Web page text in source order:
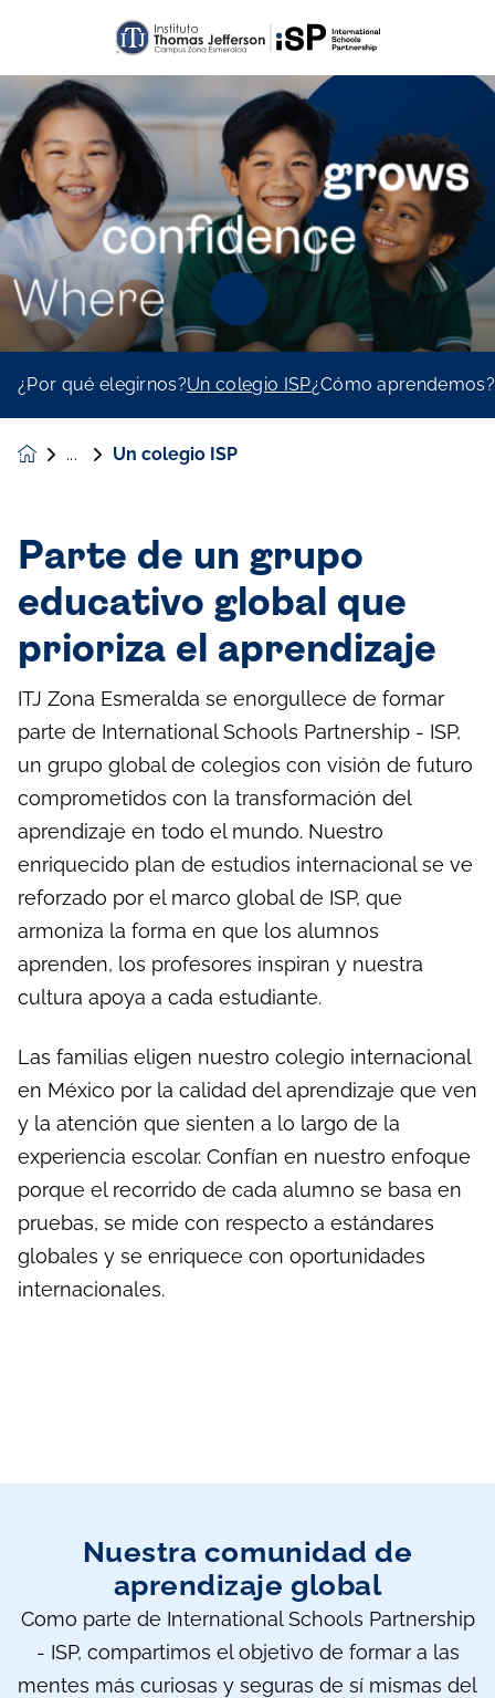
¿Por qué elegirnos?Un colegio ISP¿Cómo aprendemos?
Un colegio ISP
Parte de un grupo
educativo global que
prioriza el aprendizaje
ITJ Zona Esmeralda se enorgullece de formar
parte de International Schools Partnership - ISP,
un grupo global de colegios con visión de futuro
comprometidos con la transformación del
aprendizaje en todo el mundo. Nuestro
enriquecido plan de estudios internacional se ve
reforzado por el marco global de ISP, que
armoniza la forma en que los alumnos
aprenden, los profesores inspiran y nuestra
cultura apoya a cada estudiante.
Las familias eligen nuestro colegio internacional
en México por la calidad del aprendizaje que ven
y la atención que sienten a lo largo de la
experiencia escolar. Confían en nuestro enfoque
porque el recorrido de cada alumno se basa en
pruebas, se mide con respecto a estándares
globales y se enriquece con oportunidades
internacionales.
Nuestra comunidad de
aprendizaje global
Como parte de International Schools Partnership
- ISP, compartimos el objetivo de formar a las
mentes más curiosas y seguras de sí mismas del